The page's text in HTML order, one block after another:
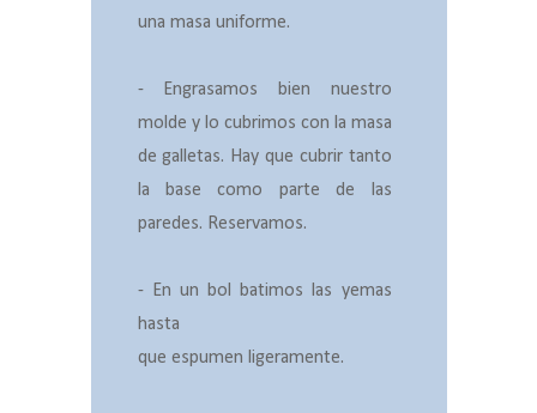
una masa uniforme.
- Engrasamos bien nuestro
molde y lo cubrimos con la masa
de galletas. Hay que cubrir tanto
la base como parte de las
paredes. Reservamos.
- En un bol batimos las yemas
hasta
que espumen ligeramente.